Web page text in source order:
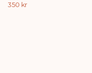
350 kr